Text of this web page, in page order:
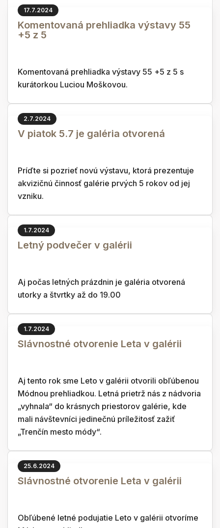
17.7.2024
Komentovaná prehliadka výstavy 55
+5 z 5
Komentovaná prehliadka výstavy 55 +5 z 5 s
kurátorkou Luciou Moškovou.
2.7.2024
V piatok 5.7 je galéria otvorená
Príďte si pozrieť novú výstavu, ktorá prezentuje
akvizičnú činnosť galérie prvých 5 rokov od jej
vzniku.
1.7.2024
Letný podvečer v galérii
Aj počas letných prázdnin je galéria otvorená
utorky a štvrtky až do 19.00
1.7.2024
Slávnostné otvorenie Leta v galérii
Aj tento rok sme Leto v galérii otvorili obľúbenou
Módnou prehliadkou. Letná prietrž nás z nádvoria
„vyhnala“ do krásnych priestorov galérie, kde
mali návštevníci jedinečnú príležitosť zažiť
„Trenčín mesto módy“.
25.6.2024
Slávnostné otvorenie Leta v galérii
Obľúbené letné podujatie Leto v galérii otvoríme